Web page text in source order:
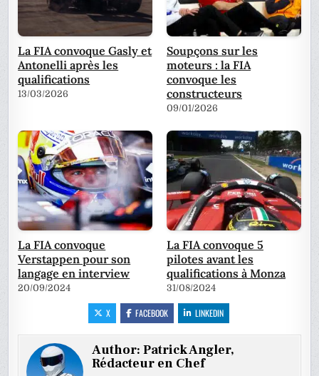
La FIA convoque Gasly et
Antonelli après les
qualifications
13/03/2026
Soupçons sur les
moteurs : la FIA
convoque les
constructeurs
09/01/2026
La FIA convoque
Verstappen pour son
langage en interview
20/09/2024
La FIA convoque 5
pilotes avant les
qualifications à Monza
31/08/2024
X FACEBOOK LINKEDIN
Author:Patrick Angler,
Rédacteur en Chef